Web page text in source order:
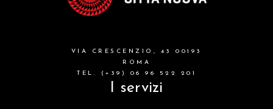
VIA CRESCENZIO, 43 00193
ROMA
TEL. (+39) 06 96 522 201
I servizi